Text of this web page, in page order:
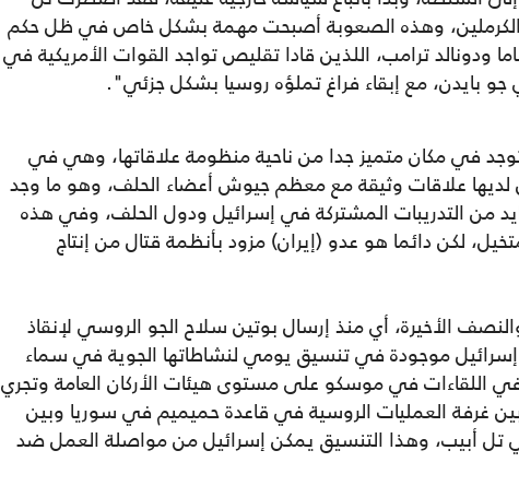
الكرملين، وهذه الصعوبة أصبحت مهمة بشكل خاص في ظل حكم
ودونالد ترامب، اللذين قادا تقليص تواجد القوات الأمريكية في
بايدن، مع إبقاء فراغ تملؤه روسيا بشكل جزئي".
توجد في مكان متميز جدا من ناحية منظومة علاقاتها، وهي في
علاقات وثيقة مع معظم جيوش أعضاء الحلف، وهو ما وجد
من التدريبات المشتركة في إسرائيل ودول الحلف، وفي هذه
لكن دائما هو عدو (إيران) مزود بأنظمة قتال من إنتاج
الأخيرة، أي منذ إرسال بوتين سلاح الجو الروسي لإنقاذ
إسرائيل موجودة في تنسيق يومي لنشاطاتها الجوية في سماء
في اللقاءات في موسكو على مستوى هيئات الأركان العامة وتجري
غرفة العمليات الروسية في قاعدة حميميم في سوريا وبين
تل أبيب، وهذا التنسيق يمكن إسرائيل من مواصلة العمل ضد